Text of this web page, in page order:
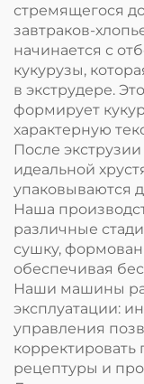
стремящегося
завтраков-
начинается с
кукурузы,
в экструдере.
формирует
характерную
После
идеальной
упаковываются
Наша
различные
сушку,
обеспечивая
Наши машины
эксплуатации:
управления
рецептуры и